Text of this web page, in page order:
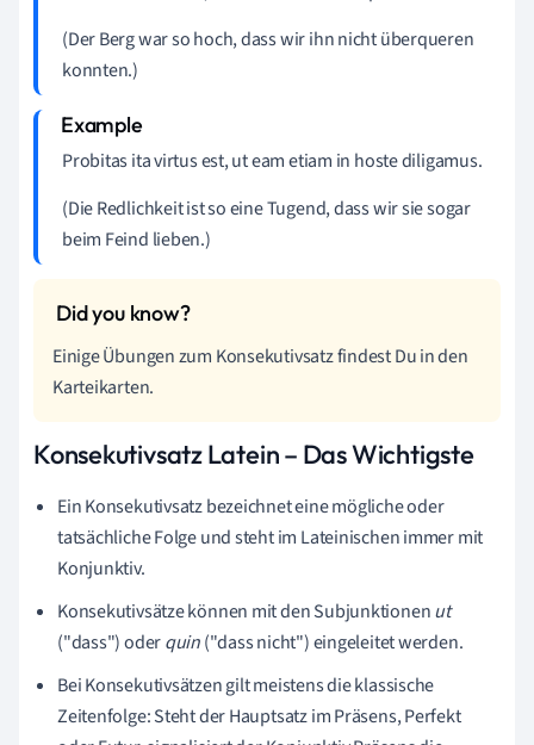
(Der Berg war so hoch, dass wir ihn nicht überqueren
konnten.)
Probitas ita virtus est, ut eam etiam in hoste diligamus.
(Die Redlichkeit ist so eine Tugend, dass wir sie sogar
beim Feind lieben.)
Einige Übungen zum Konsekutivsatz findest Du in den
Karteikarten.
Konsekutivsatz Latein – Das Wichtigste
Ein Konsekutivsatz bezeichnet eine mögliche oder
tatsächliche Folge und steht im Lateinischen immer mit
Konjunktiv.
Konsekutivsätze können mit den Subjunktionenut
("dass") oderquin("dass nicht") eingeleitet werden.
Bei Konsekutivsätzen gilt meistens die klassische
Zeitenfolge: Steht der Hauptsatz im Präsens, Perfekt